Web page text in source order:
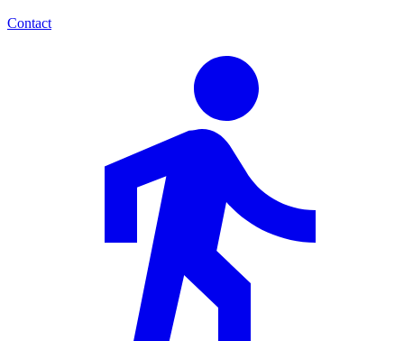
Contact